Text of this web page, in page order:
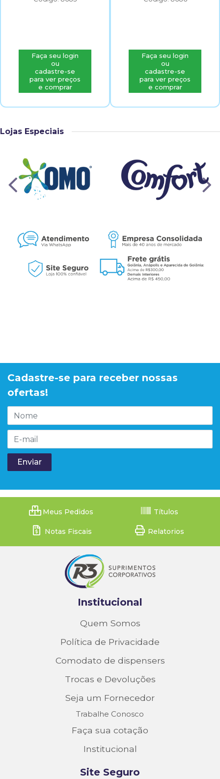
Faça seu login
ou
cadastre-se
para ver preços
e comprar
Faça seu login
ou
cadastre-se
para ver preços
e comprar
Lojas Especiais
Cadastre-se para receber nossas
ofertas!
Meus Pedidos Títulos
Notas Fiscais Relatorios
Institucional
Quem Somos
Política de Privacidade
Comodato de dispensers
Trocas e Devoluções
Seja um Fornecedor
Trabalhe Conosco
Faça sua cotação
Institucional
Site Seguro